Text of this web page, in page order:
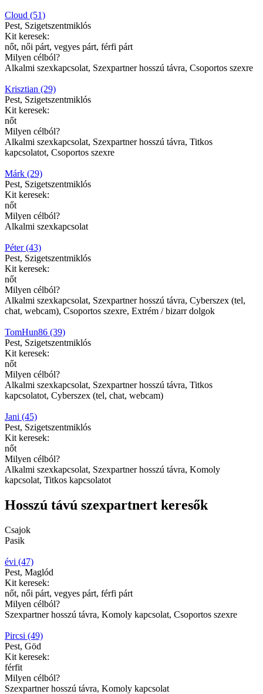
Cloud (51)
Pest, Szigetszentmiklós
Kit keresek:
nőt, női párt, vegyes párt, férfi párt
Milyen célból?
Alkalmi szexkapcsolat, Szexpartner hosszú távra, Csoportos szexre
Krisztian (29)
Pest, Szigetszentmiklós
Kit keresek:
nőt
Milyen célból?
Alkalmi szexkapcsolat, Szexpartner hosszú távra, Titkos
kapcsolatot, Csoportos szexre
Márk (29)
Pest, Szigetszentmiklós
Kit keresek:
nőt
Milyen célból?
Alkalmi szexkapcsolat
Péter (43)
Pest, Szigetszentmiklós
Kit keresek:
nőt
Milyen célból?
Alkalmi szexkapcsolat, Szexpartner hosszú távra, Cyberszex (tel,
chat, webcam), Csoportos szexre, Extrém / bizarr dolgok
TomHun86 (39)
Pest, Szigetszentmiklós
Kit keresek:
nőt
Milyen célból?
Alkalmi szexkapcsolat, Szexpartner hosszú távra, Titkos
kapcsolatot, Cyberszex (tel, chat, webcam)
Jani (45)
Pest, Szigetszentmiklós
Kit keresek:
nőt
Milyen célból?
Alkalmi szexkapcsolat, Szexpartner hosszú távra, Komoly
kapcsolat, Titkos kapcsolatot
Hosszú távú szexpartnert keresők
Csajok
Pasik
évi (47)
Pest, Maglód
Kit keresek:
nőt, női párt, vegyes párt, férfi párt
Milyen célból?
Szexpartner hosszú távra, Komoly kapcsolat, Csoportos szexre
Pircsi (49)
Pest, Göd
Kit keresek:
férfit
Milyen célból?
Szexpartner hosszú távra, Komoly kapcsolat